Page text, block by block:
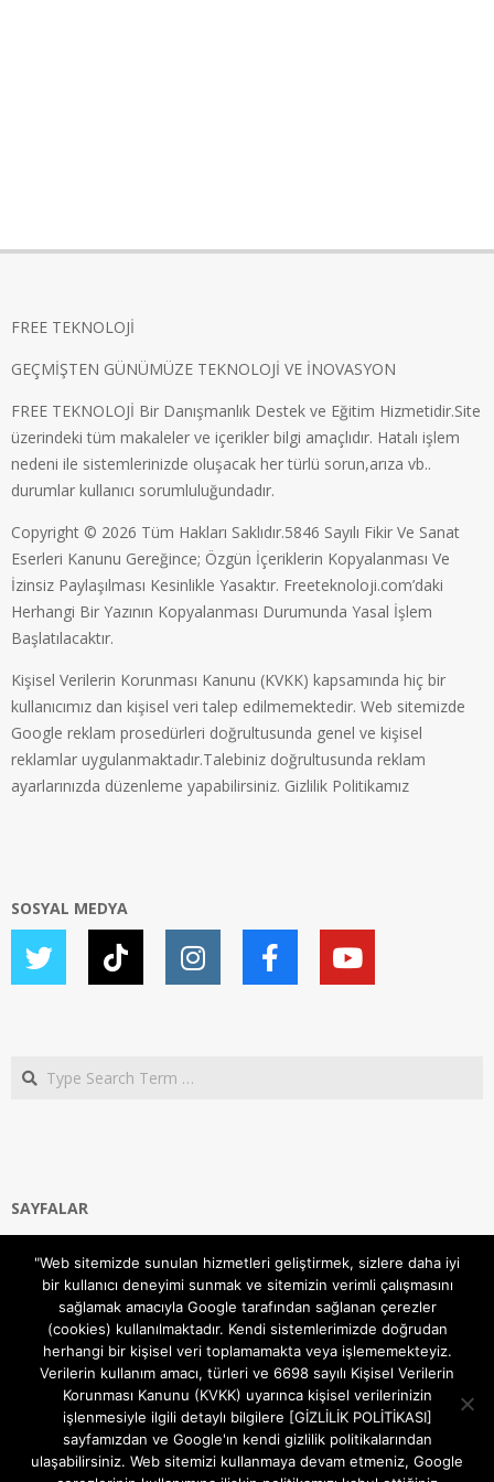
FREE TEKNOLOJİ
GEÇMİŞTEN GÜNÜMÜZE TEKNOLOJİ VE İNOVASYON
FREE TEKNOLOJİ Bir Danışmanlık Destek ve Eğitim Hizmetidir.Site
üzerindeki tüm makaleler ve içerikler bilgi amaçlıdır. Hatalı işlem
nedeni ile sistemlerinizde oluşacak her türlü sorun,arıza vb..
durumlar kullanıcı sorumluluğundadır.
Copyright © 2026 Tüm Hakları Saklıdır.5846 Sayılı Fikir Ve Sanat
Eserleri Kanunu Gereğince; Özgün İçeriklerin Kopyalanması Ve
İzinsiz Paylaşılması Kesinlikle Yasaktır. Freeteknoloji.com’daki
Herhangi Bir Yazının Kopyalanması Durumunda Yasal İşlem
Başlatılacaktır.
Kişisel Verilerin Korunması Kanunu (KVKK) kapsamında hiç bir
kullanıcımız dan kişisel veri talep edilmemektedir. Web sitemizde
Google reklam prosedürleri doğrultusunda genel ve kişisel
reklamlar uygulanmaktadır.Talebiniz doğrultusunda reklam
ayarlarınızda düzenleme yapabilirsiniz. Gizlilik Politikamız
SOSYAL MEDYA
Search
SAYFALAR
Gizlilik ve Çerezler (Cookies) Politikası
Hakkımızda
İletişim Kanalları
MODEM KURULUM
TEKNİK DESTEK
TELEVİZYON SİSTEMLERİ
"Web sitemizde sunulan hizmetleri geliştirmek, sizlere daha iyi
bir kullanıcı deneyimi sunmak ve sitemizin verimli çalışmasını
sağlamak amacıyla Google tarafından sağlanan çerezler
(cookies) kullanılmaktadır. Kendi sistemlerimizde doğrudan
herhangi bir kişisel veri toplamamakta veya işlememekteyiz.
Verilerin kullanım amacı, türleri ve 6698 sayılı Kişisel Verilerin
Korunması Kanunu (KVKK) uyarınca kişisel verilerinizin
işlenmesiyle ilgili detaylı bilgilere [GİZLİLİK POLİTİKASI]
sayfamızdan ve Google'ın kendi gizlilik politikalarından
ulaşabilirsiniz. Web sitemizi kullanmaya devam etmeniz, Google